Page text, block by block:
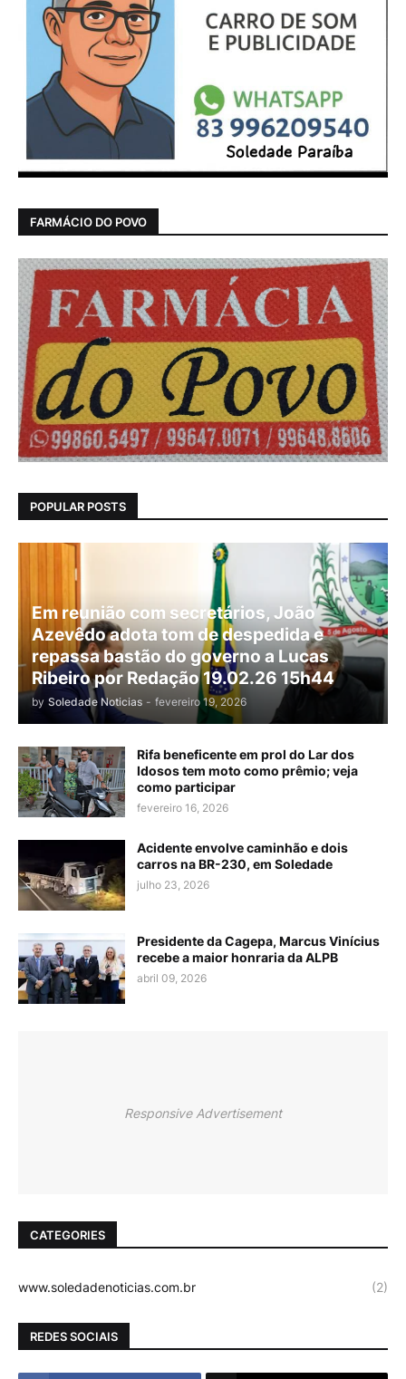
FARMÁCIO DO POVO
POPULAR POSTS
Em reunião com secretários, João
Azevêdo adota tom de despedida e
repassa bastão do governo a Lucas
Ribeiro por Redação 19.02.26 15h44
by Soledade Noticias - fevereiro 19, 2026
Rifa beneficente em prol do Lar dos
Idosos tem moto como prêmio; veja
como participar
fevereiro 16, 2026
Acidente envolve caminhão e dois
carros na BR-230, em Soledade
julho 23, 2026
Presidente da Cagepa, Marcus Vinícius
recebe a maior honraria da ALPB
abril 09, 2026
Responsive Advertisement
CATEGORIES
www.soledadenoticias.com.br (2)
REDES SOCIAIS